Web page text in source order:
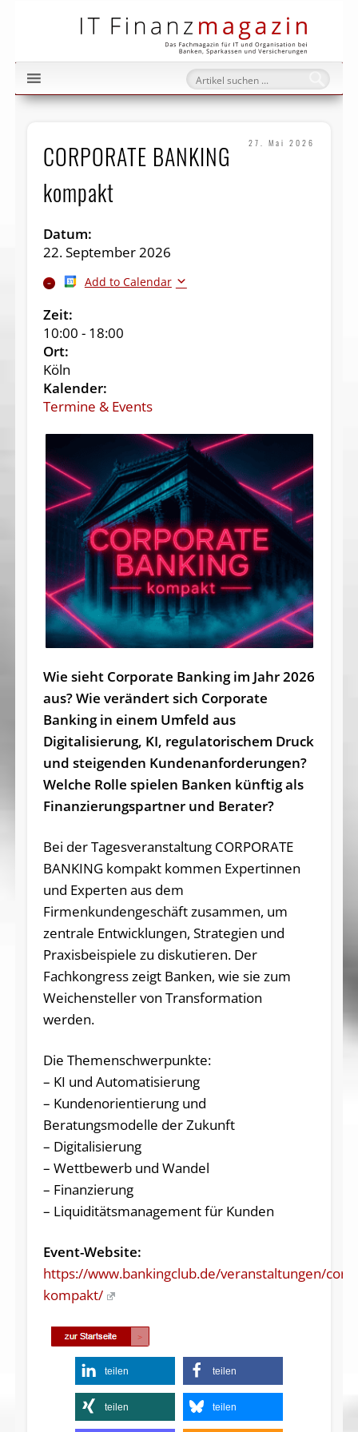
27. Mai 2026
CORPORATE BANKING
kompakt
Datum:
22. September 2026
Add to Calendar
Zeit:
10:00 - 18:00
Ort:
Köln
Kalender:
Termine & Events
Wie sieht Corporate Banking im Jahr 2026
aus? Wie verändert sich Corporate
Banking in einem Umfeld aus
Digitalisierung, KI, regulatorischem Druck
und steigenden Kundenanforderungen?
Welche Rolle spielen Banken künftig als
Finanzierungspartner und Berater?
Bei der Tagesveranstaltung CORPORATE
BANKING kompakt kommen Expertinnen
und Experten aus dem
Firmenkundengeschäft zusammen, um
zentrale Entwicklungen, Strategien und
Praxisbeispiele zu diskutieren. Der
Fachkongress zeigt Banken, wie sie zum
Weichensteller von Transformation
werden.
Die Themenschwerpunkte:
– KI und Automatisierung
– Kundenorientierung und
Beratungsmodelle der Zukunft
– Digitalisierung
– Wettbewerb und Wandel
– Finanzierung
– Liquiditätsmanagement für Kunden
Event-Website:
https://www.bankingclub.de/veranstaltungen/
kompakt/
teilen teilen
teilen teilen